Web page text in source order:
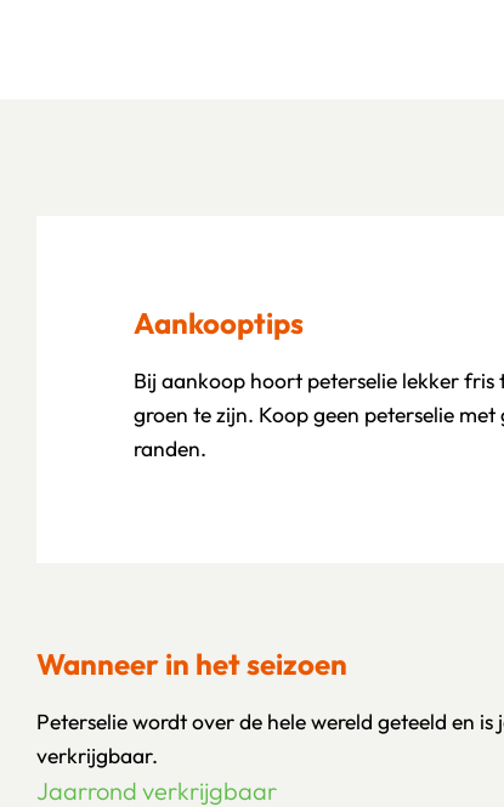
Aankooptips
Bij aankoop hoort peterselie lekker fris
groen te zijn. Koop geen peterselie
randen.
Wanneer in het seizoen
Peterselie wordt over de hele wereld geteeld en
verkrijgbaar.
Jaarrond verkrijgbaar